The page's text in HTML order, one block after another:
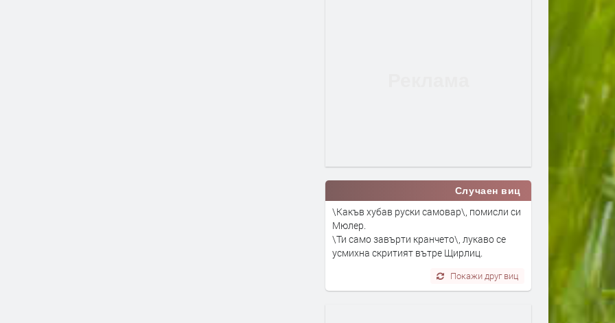
Случаен виц
\Какъв хубав руски самовар\, помисли си
Мюлер.
\Ти само завърти кранчето\, лукаво се
усмихна скритият вътре Щирлиц.
Покажи друг виц